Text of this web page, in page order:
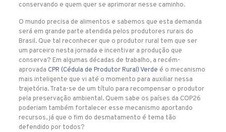
conservando e quem quer se aprimorar nesse caminho.
O mundo precisa de alimentos e sabemos que esta demanda
será em grande parte atendida pelos produtores rurais do
Brasil. Que tal reconhecer que o produtor rural tem que ser
um parceiro nesta jornada e incentivar a produção que
conserva? Em algumas décadas de trabalho, a recém-
aprovada CPR (Cédula de Produtor Rural) Verde é o mecanismo
mais inteligente que vi até o momento para auxiliar nessa
trajetória. Trata-se de um título para recompensar o produtor
pela preservação ambiental. Quem sabe os países da COP26
poderiam também fortalecer esse mecanismo aportando
recursos, já que o fim do desmatamento é tema tão
defendido por todos?